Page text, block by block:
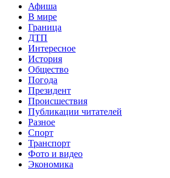
Афиша
В мире
Граница
ДТП
Интересное
История
Общество
Погода
Президент
Происшествия
Публикации читателей
Разное
Спорт
Транспорт
Фото и видео
Экономика